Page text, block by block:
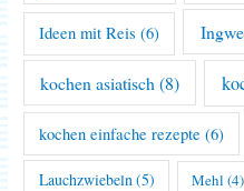
Ideen mit Reis (6)
kochen asiatisch (8)
kochen einfache rezepte (6)
Lauchzwiebeln(5) Mehl (4)